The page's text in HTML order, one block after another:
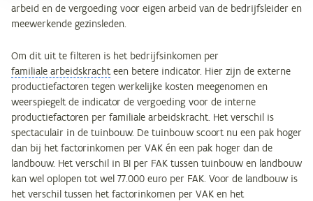
arbeid en de vergoeding voor eigen arbeid van de bedrijfsleider en
meewerkende gezinsleden.
Om dit uit te filteren is het bedrijfsinkomen per
familiale arbeidskrachteen betere indicator. Hier zijn de externe
productiefactoren tegen werkelijke kosten meegenomen en
weerspiegelt de indicator de vergoeding voor de interne
productiefactoren per familiale arbeidskracht. Het verschil is
spectaculair in de tuinbouw. De tuinbouw scoort nu een pak hoger
dan bij het factorinkomen per VAK én een pak hoger dan de
landbouw. Het verschil in BI per FAK tussen tuinbouw en landbouw
kan wel oplopen tot wel 77.000 euro per FAK. Voor de landbouw is
het verschil tussen het factorinkomen per VAK en het